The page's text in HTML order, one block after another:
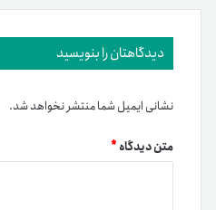
دیدگاهتان را بنویسید
نشانی ایمیل شما منتشر نخواهد شد.
متن دیدگاه*